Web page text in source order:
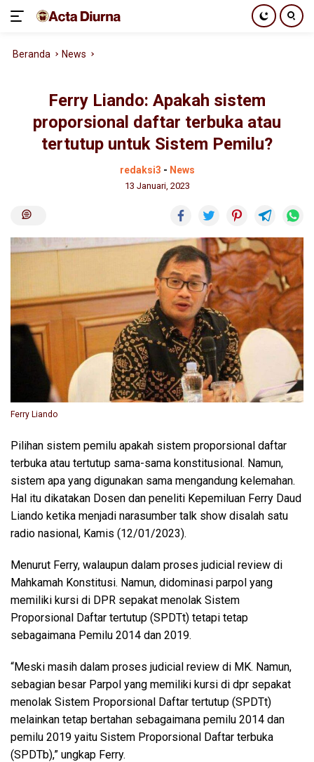
Beranda News
Ferry Liando: Apakah sistem
proporsional daftar terbuka atau
tertutup untuk Sistem Pemilu?
redaksi3 - News
13 Januari, 2023
Ferry Liando
Pilihan sistem pemilu apakah sistem proporsional daftar
terbuka atau tertutup sama-sama konstitusional. Namun,
sistem apa yang digunakan sama mengandung kelemahan.
Hal itu dikatakan Dosen dan peneliti Kepemiluan Ferry Daud
Liando ketika menjadi narasumber talk show disalah satu
radio nasional, Kamis (12/01/2023).
Menurut Ferry, walaupun dalam proses judicial review di
Mahkamah Konstitusi. Namun, didominasi parpol yang
memiliki kursi di DPR sepakat menolak Sistem
Proporsional Daftar tertutup (SPDTt) tetapi tetap
sebagaimana Pemilu 2014 dan 2019.
“Meski masih dalam proses judicial review di MK. Namun,
sebagian besar Parpol yang memiliki kursi di dpr sepakat
menolak Sistem Proporsional Daftar tertutup (SPDTt)
melainkan tetap bertahan sebagaimana pemilu 2014 dan
pemilu 2019 yaitu Sistem Proporsional Daftar terbuka
(SPDTb),” ungkap Ferry.